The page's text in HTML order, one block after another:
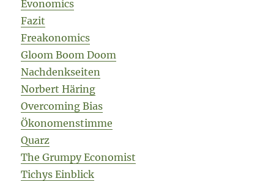
Evonomics
Fazit
Freakonomics
Gloom Boom Doom
Nachdenkseiten
Norbert Häring
Overcoming Bias
Ökonomenstimme
Quarz
The Grumpy Economist
Tichys Einblick